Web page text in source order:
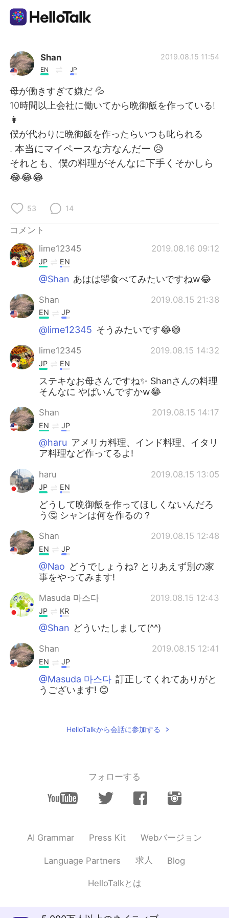
語学交換アプリ
AI Grammar Checker
日本語
English 简体中文
繁體中文
العربية
Deutsch
Русский
Indonesia Italiano
Türkçe
Português
Shan
EN JP
2019.08.15 11:54
母が働きすぎて嫌だ 💦
10時間以上会社に働いてから晩御飯を作っている!
👩
僕が代わりに晩御飯を作ったらいつも叱られる
. 本当にマイペースな方なんだー 😥
それとも、僕の料理がそんなに下手くそかしら
😂😂😂
53 14
コメント
lime12345
2019.08.16 09:12
JP EN
@Shan あはは🤣食べてみたいですねw😂
Shan 2019.08.15 21:38
EN JP
@lime12345 そうみたいです😂😅
lime12345 2019.08.15 14:32
JP EN
ステキなお母さんですね✨ Shanさんの料理
そんなに やばいんですかw😂
Shan 2019.08.15 14:17
EN JP
@haru アメリカ料理、インド料理、イタリ
ア料理など作ってるよ!
haru 2019.08.15 13:05
JP EN
どうして晩御飯を作ってほしくないんだろ
う🤔 シャンは何を作るの？
Shan 2019.08.15 12:48
EN JP
@Nao どうでしょうね? とりあえず別の家
事をやってみます!
Masuda 마스다 2019.08.15 12:43
JP KR
@Shan どういたしまして(^^)
Shan 2019.08.15 12:41
EN JP
@Masuda 마스다 訂正してくれてありがと
うございます! 😊
10時間以上会社に
働いてから晩御飯を
作っている!
僕が代わりに晩御飯を作ったらいつも
僕が代わりに晩御飯を作っ
HelloTalkから会話に参加する
フォローする
AI Grammar Press Kit Webバージョン
Language Partners 求人 Blog
HelloTalkとは